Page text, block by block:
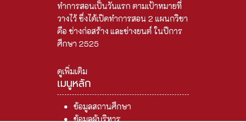
ทำการสอนเป็นวันแรก ตามเป้าหมายที่
วางไว้ ซึ่งได้เปิดทำการสอน 2 แผนกวิชา
คือ ช่างก่อสร้าง และช่างยนต์ ในปีการ
ศึกษา 2525
ดูเพิ่มเติม
เมนูหลัก
ข้อมูลสถานศึกษา
ข้อมูลผู้บริหาร